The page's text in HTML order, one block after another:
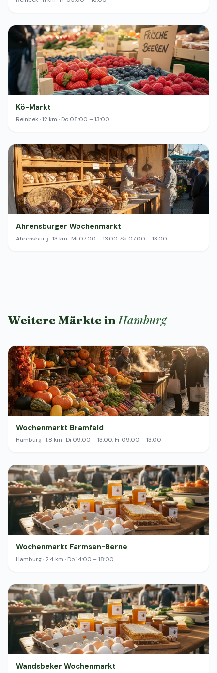
Kö-Markt
Reinbek · 12 km · Do 08:00 – 13:00
Ahrensburger Wochenmarkt
Ahrensburg · 13 km · Mi 07:00 – 13:00, Sa 07:00 – 13:00
Weitere Märkte inHamburg
Wochenmarkt Bramfeld
Hamburg · 1.8 km · Di 09:00 – 13:00, Fr 09:00 – 13:00
Wochenmarkt Farmsen-Berne
Hamburg · 2.4 km · Do 14:00 – 18:00
Wandsbeker Wochenmarkt